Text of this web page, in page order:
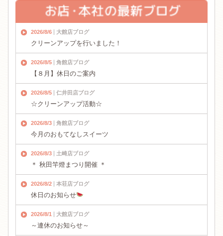
2026/8/6 大館店ブログ
クリーンアップを行いました！
2026/8/5 角館店ブログ
【８月】休日のご案内
2026/8/5 仁井田店ブログ
☆クリーンアップ活動☆
2026/8/3 角館店ブログ
今月のおもてなしスイーツ
2026/8/3 土崎店ブログ
＊ 秋田竿燈まつり開催 ＊
2026/8/2 本荘店ブログ
休日のお知らせ
2026/8/1 大館店ブログ
～連休のお知らせ～